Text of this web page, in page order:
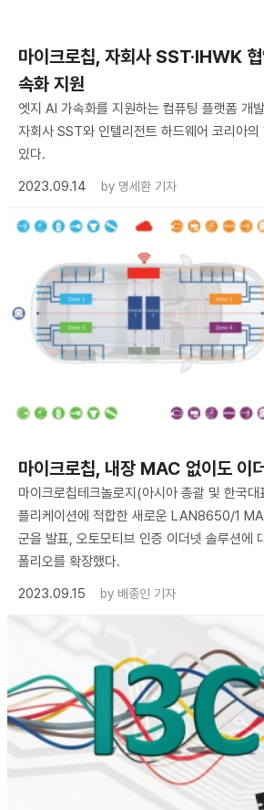
마이크로칩, 자회사 SST·IHWK
속화 지원
엣지 AI 가속화를 지원하는 컴퓨팅 플랫폼 개
자회사 SST와 인텔리전트 하드웨어 코리아의
있다.
2023.09.14
by 명세환 기자
마이크로칩, 내장 MAC 없이도 이
마이크로칩테크놀로지(아시아 총괄 및 한국
플리케이션에 적합한 새로운 LAN8650/1
군을 발표, 오토모티브 인증 이더넷 솔루션에
폴리오를 확장했다.
2023.09.15
by 배종인 기자